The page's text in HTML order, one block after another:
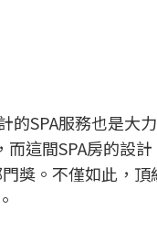
SPA服務也是大
這間SPA房的設
門獎。不僅如此，